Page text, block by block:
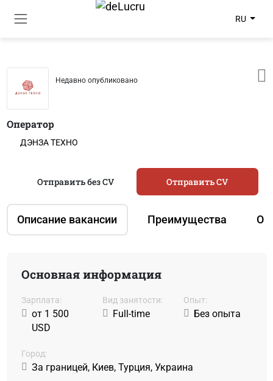
RU
Недавно опубликовано
Оператор
ДЭНЗА ТЕХНО
Описание вакансии Преимущества О
Отправить без CV Отправить CV
Основная информация
Зарплата:
от 1 500
USD
Вид занятости:
Full-time
Oпыт:
Без опыта
Город:
За границей, Киев, Турция, Украина